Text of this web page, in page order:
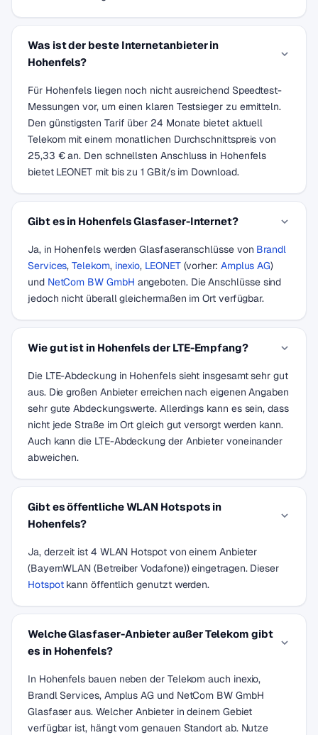
Was ist der beste Internetanbieter in
Hohenfels?
Für Hohenfels liegen noch nicht ausreichend Speedtest-
Messungen vor, um einen klaren Testsieger zu ermitteln.
Den günstigsten Tarif über 24 Monate bietet aktuell
Telekom mit einem monatlichen Durchschnittspreis von
25,33 € an. Den schnellsten Anschluss in Hohenfels
bietet LEONET mit bis zu 1 GBit/s im Download.
Gibt es in Hohenfels Glasfaser-Internet?
Ja, in Hohenfels werden Glasfaseranschlüsse von Brandl
Services,Telekom, inexio, LEONET(vorher: Amplus AG)
und NetCom BW GmbH angeboten. Die Anschlüsse sind
jedoch nicht überall gleichermaßen im Ort verfügbar.
Wie gut ist in Hohenfels der LTE-Empfang?
Die LTE-Abdeckung in Hohenfels sieht insgesamt sehr gut
aus. Die großen Anbieter erreichen nach eigenen Angaben
sehr gute Abdeckungswerte. Allerdings kann es sein, dass
nicht jede Straße im Ort gleich gut versorgt werden kann.
Auch kann die LTE-Abdeckung der Anbieter voneinander
abweichen.
Gibt es öffentliche WLAN Hotspots in
Hohenfels?
Ja, derzeit ist 4 WLAN Hotspot von einem Anbieter
(BayernWLAN (Betreiber Vodafone)) eingetragen. Dieser
Hotspotkann öffentlich genutzt werden.
Welche Glasfaser-Anbieter außer Telekom gibt
es in Hohenfels?
In Hohenfels bauen neben der Telekom auch inexio,
Brandl Services, Amplus AG und NetCom BW GmbH
Glasfaser aus. Welcher Anbieter in deinem Gebiet
verfügbar ist, hängt vom genauen Standort ab. Nutze